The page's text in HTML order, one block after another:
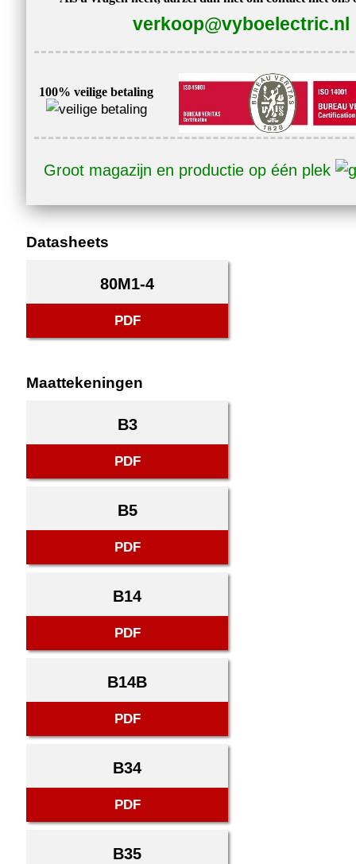
aantal
verkoop@vyboelectric.nl
100% veilige betaling
Groot magazijn en productie op één plek
Datasheets
80M1-4
PDF
Maattekeningen
B3
PDF
B5
PDF
B14
PDF
B14B
PDF
B34
PDF
B35